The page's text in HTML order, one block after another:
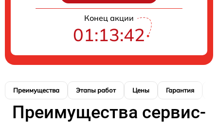
Конец акции
01:13:41
Преимущества Этапы работ Цены Гарантия
Преимущества сервис-